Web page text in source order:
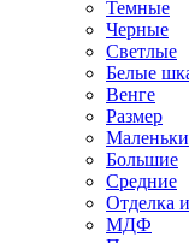
Темные
Черные
Светлые
Белые
Венге
Размер
Большие
Средние
Отделка
МДФ